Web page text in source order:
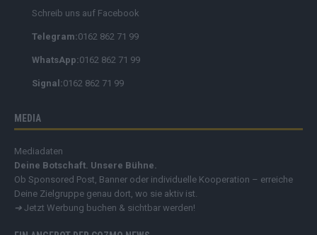
Mastodon
Telegram:0162 862 71 99
WhatsApp:
Signal:0162 862 71 99
MEDIA